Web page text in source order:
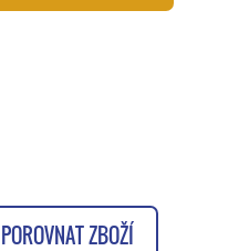
POROVNAT ZBOŽÍ